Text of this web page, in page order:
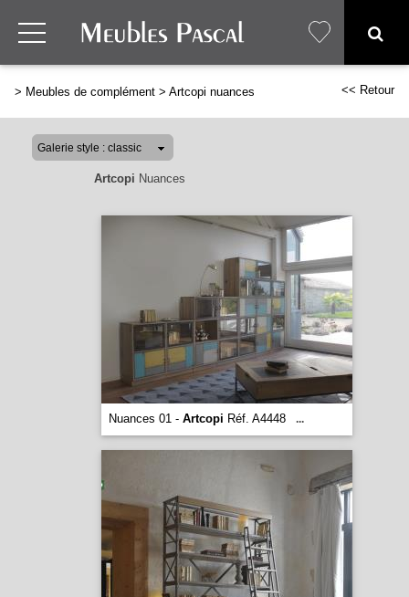
> Meubles de complément > Artcopi nuances << Retour
Artcopi Nuances
Nuances 01 - Artcopi Réf. A4448 ...